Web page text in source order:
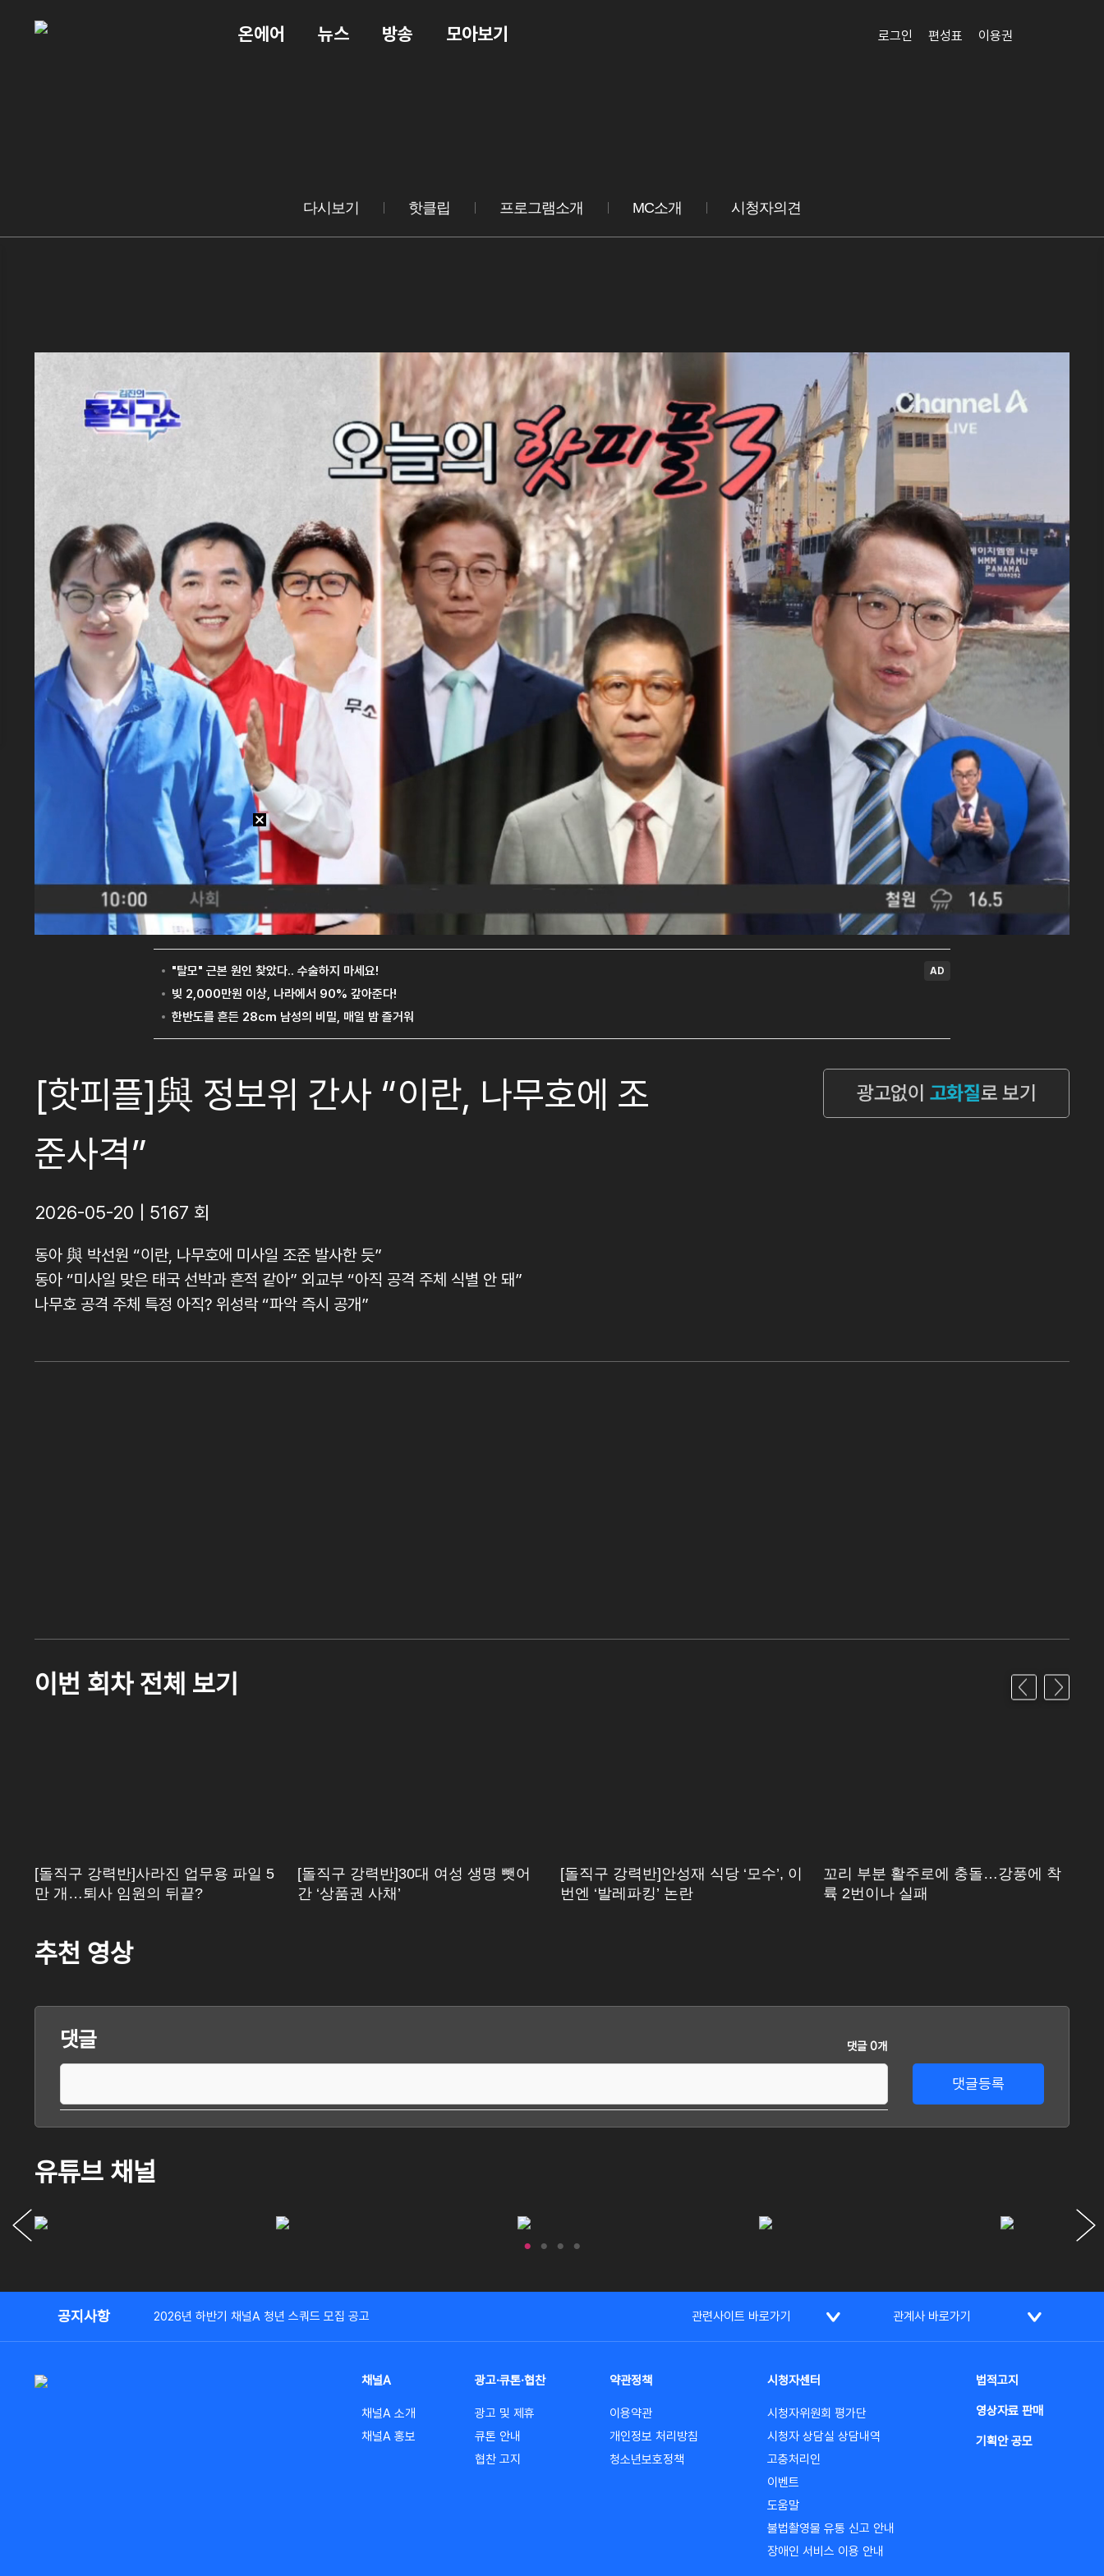
온에어 뉴스 방송 모아보기 로그인 편성표 이용권
다시보기 핫클립 프로그램소개 MC소개 시청자의견
[핫피플]與 정보위 간사 “이란, 나무호에 조
준사격”
2026-05-20 | 5167 회
동아 與 박선원 “이란, 나무호에 미사일 조준 발사한 듯”
동아 “미사일 맞은 태국 선박과 흔적 같아” 외교부 “아직 공격 주체 식별 안 돼”
나무호 공격 주체 특정 아직? 위성락 “파악 즉시 공개”
이번 회차 전체 보기
[돌직구 강력반]사라진 업무용 파일 5
만 개…퇴사 임원의 뒤끝?
[돌직구 강력반]30대 여성 생명 뺏어
간 ‘상품권 사채’
[돌직구 강력반]안성재 식당 ‘모수’, 이
번엔 ‘발레파킹’ 논란
꼬리 부분 활주로에 충돌…강풍에 착
륙 2번이나 실패
추천 영상
댓글 댓글 0개
댓글등록
유튜브 채널
공지사항 2026년 하반기 채널A 청년 스쿼드 모집 공고 관련사이트 바로가기 관계사 바로가기
채널A
채널A 소개
채널A 홍보
광고·큐톤·협찬
광고 및 제휴
큐톤 안내
협찬 고지
약관정책
이용약관
개인정보 처리방침
청소년보호정책
시청자센터
시청자위원회 평가단
시청자 상담실 상담내역
고충처리인
이벤트
도움말
불법촬영물 유통 신고 안내
장애인 서비스 이용 안내
법적고지
영상자료 판매
기획안 공모